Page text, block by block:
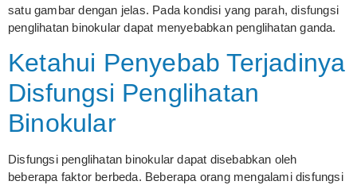
satu gambar dengan jelas. Pada kondisi yang parah, disfungsi
penglihatan binokular dapat menyebabkan penglihatan ganda.
Ketahui Penyebab Terjadinya
Disfungsi Penglihatan
Binokular
Disfungsi penglihatan binokular dapat disebabkan oleh
beberapa faktor berbeda. Beberapa orang mengalami disfungsi